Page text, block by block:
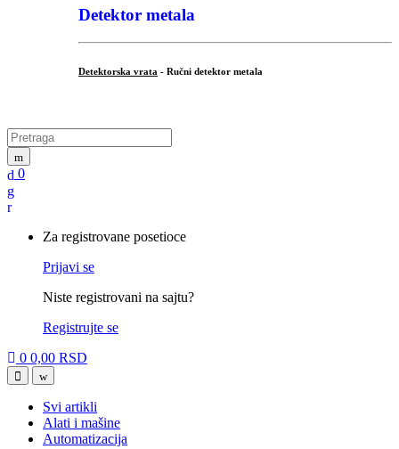
Detektor metala
Detektorska vrata - Ručni detektor metala
Search
for:
0
My
Za registrovane posetioce
Prijavi se
Niste registrovani na sajtu?
Registrujte se
0 0,00 RSD
OpenClose
Svi artikli
Alati i mašine
Automatizacija